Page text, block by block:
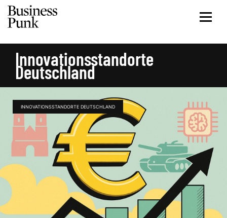
Innovationsstandorte
Deutschland
INNOVATIONSSTANDORTE DEUTSCHLAND